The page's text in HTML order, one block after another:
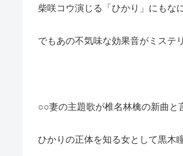
柴咲コウ演じる「ひかり」にもな
でもあの不気味な効果音がミステ
○○妻の主題歌が椎名林檎の新曲と
ひかりの正体を知る女として黒木